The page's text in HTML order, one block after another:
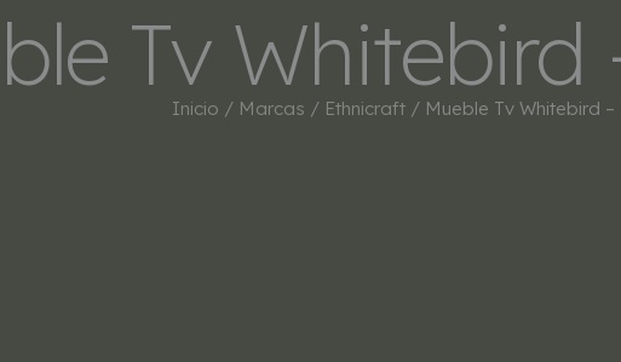
INICIO TIENDA MARCAS
Tv
Inicio / Marcas / Ethnicraft/ Mueble Tv Whitebird –